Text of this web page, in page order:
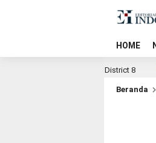
HOME
REIMAGINED di ASHTA District 8
Beranda